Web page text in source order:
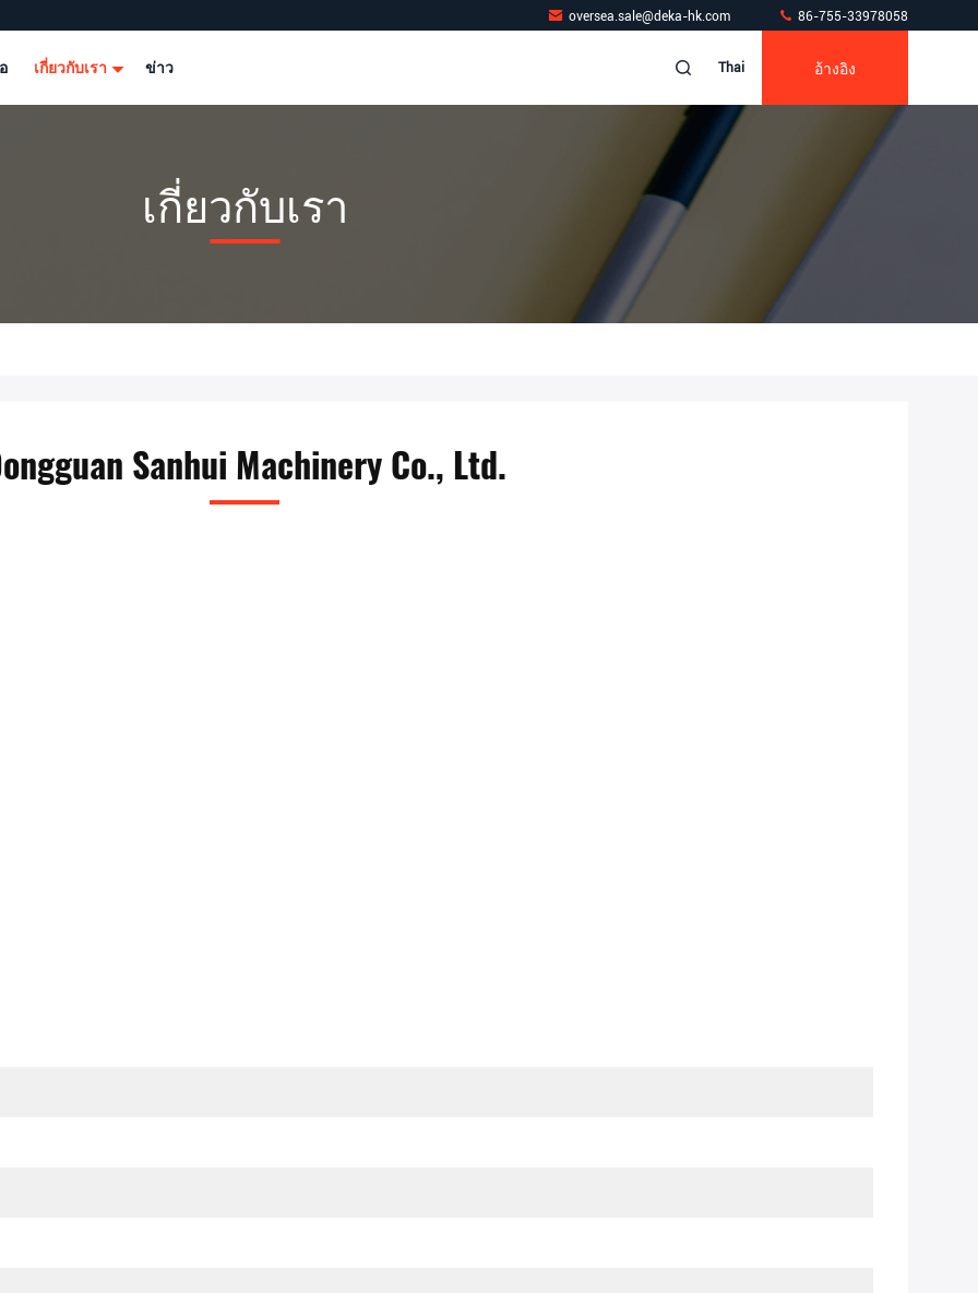
oversea.sale@deka-hk.com 86-755-33978058
เกี่ยวกับเรา ข่าว Thai อ้างอิง
เกี่ยวกับเรา
Sanhui Machinery Co., Ltd.